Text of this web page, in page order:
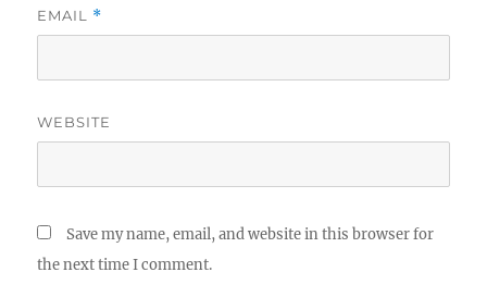
EMAIL *
WEBSITE
Save my name, email, and website in this browser for
the next time I comment.